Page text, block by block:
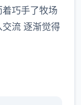
巧手了牧场
流 逐渐觉得